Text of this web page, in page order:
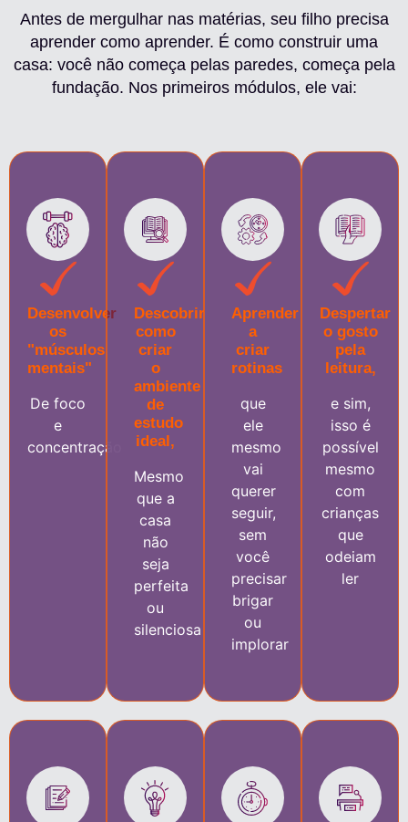
Antes de mergulhar nas matérias, seu filho precisa
aprender como aprender. É como construir uma
casa: você não começa pelas paredes, começa pela
fundação. Nos primeiros módulos, ele vai:
Desenvolver
os
"músculos
mentais"
De foco
e
concentração
Descobrir
como
criar
o
ambiente
de
estudo
ideal,
Mesmo
que a
casa
não
seja
perfeita
ou
silenciosa
Aprender
a
criar
rotinas
que
ele
mesmo
vai
querer
seguir,
sem
você
precisar
brigar
ou
implorar
Despertar
o gosto
pela
leitura,
e sim,
isso é
possível
mesmo
com
crianças
que
odeiam
ler